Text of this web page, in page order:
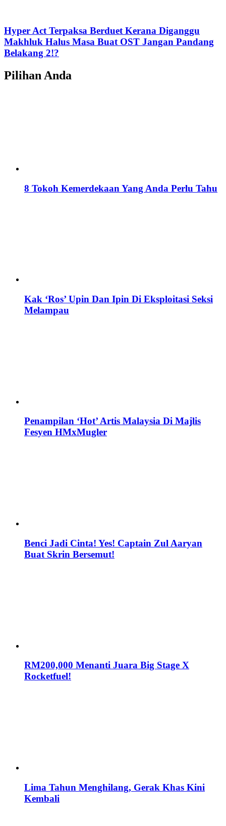
Hyper Act Terpaksa Berduet Kerana Diganggu
Makhluk Halus Masa Buat OST Jangan Pandang
Belakang 2!?
Pilihan Anda
8 Tokoh Kemerdekaan Yang Anda Perlu Tahu
Kak ‘Ros’ Upin Dan Ipin Di Eksploitasi Seksi
Melampau
Penampilan ‘Hot’ Artis Malaysia Di Majlis
Fesyen HMxMugler
Benci Jadi Cinta! Yes! Captain Zul Aaryan
Buat Skrin Bersemut!
RM200,000 Menanti Juara Big Stage X
Rocketfuel!
Lima Tahun Menghilang, Gerak Khas Kini
Kembali